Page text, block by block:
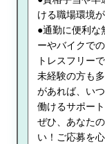
ける職場環境
●通勤に便利な
ーやバイクで
トレスフリー
未経験の方も
があれば、い
働けるサポー
ぜひ、あなた
い！ご応募を